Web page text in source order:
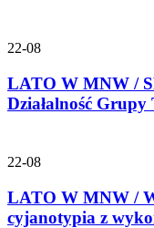
22-08
LATO W MNW /
Działalność Grupy
22-08
LATO W MNW /
cyjanotypia z